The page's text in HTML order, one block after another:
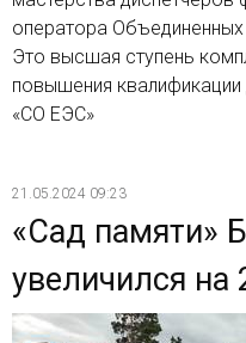
оператора Объединенных
Это высшая ступень
повышения
«СО ЕЭС»
21.05.2024 09:23
«Сад памяти»
увеличился на